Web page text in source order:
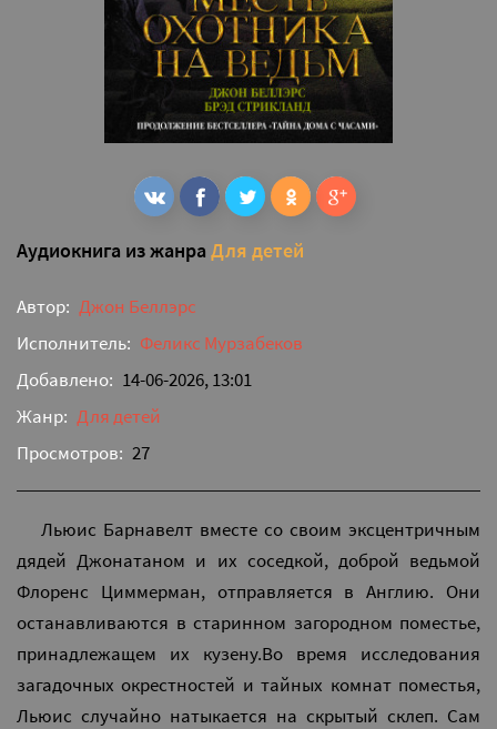
Аудиокнига из жанра Для детей
Автор: Джон Беллэрс
Исполнитель: Феликс Мурзабеков
Добавлено: 14-06-2026, 13:01
Жанр: Для детей
Просмотров: 27
Льюис Барнавелт вместе со своим эксцентричным
дядей Джонатаном и их соседкой, доброй ведьмой
Флоренс Циммерман, отправляется в Англию. Они
останавливаются в старинном загородном поместье,
принадлежащем их кузену.Во время исследования
загадочных окрестностей и тайных комнат поместья,
Льюис случайно натыкается на скрытый склеп. Сам